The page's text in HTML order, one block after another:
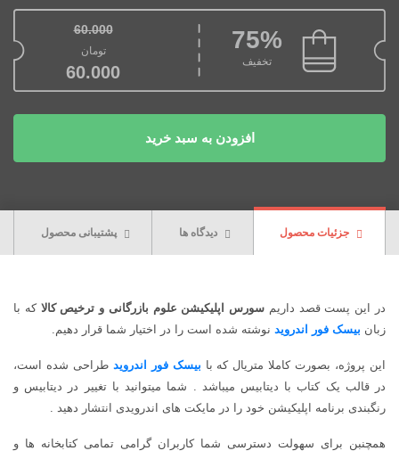
75%
تخفیف
60.000
قیمت اصلی:تومان
60.000قیمت فعلی:
افزودن به سبد خرید
جزئیات محصول دیدگاه ها پشتیبانی محصول
در این پست قصد داریم سورس اپلیکیشن علوم بازرگانی و ترخیص کالاکه با
زبان بیسک فور اندروید نوشته شده است را در اختیار شما قرار دهیم.
این پروژه، بصورت کاملا متریال که با بیسک فور اندروید طراحی شده است،
در قالب یک کتاب با دیتابیس میباشد . شما میتوانید با تغییر در دیتابیس و
رنگبندی برنامه اپلیکیشن خود را در مایکت های اندرویدی انتشار دهید .
همچنبن برای سهولت دسترسی شما کاربران گرامی تمامی کتابخانه ها و